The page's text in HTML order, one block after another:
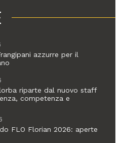
azzurre per il
riparte dal nuovo staff
competenza e
FLO Florian 2026: aperte